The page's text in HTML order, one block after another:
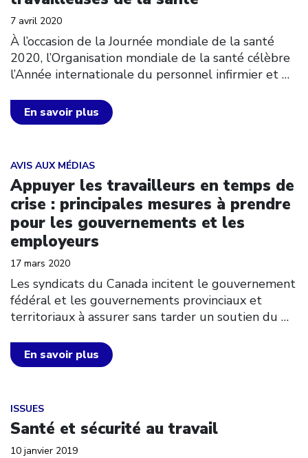
7 avril 2020
À l’occasion de la Journée mondiale de la santé
2020, l’Organisation mondiale de la santé célèbre
l’Année internationale du personnel infirmier et …
En savoir plus
AVIS AUX MÉDIAS
Appuyer les travailleurs en temps de
crise : principales mesures à prendre
pour les gouvernements et les
employeurs
17 mars 2020
Les syndicats du Canada incitent le gouvernement
fédéral et les gouvernements provinciaux et
territoriaux à assurer sans tarder un soutien du …
En savoir plus
Click to open the link
ISSUES
Santé et sécurité au travail
10 janvier 2019